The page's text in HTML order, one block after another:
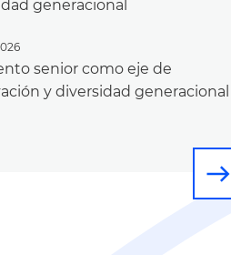
senior como eje de
y diversidad generacional
east